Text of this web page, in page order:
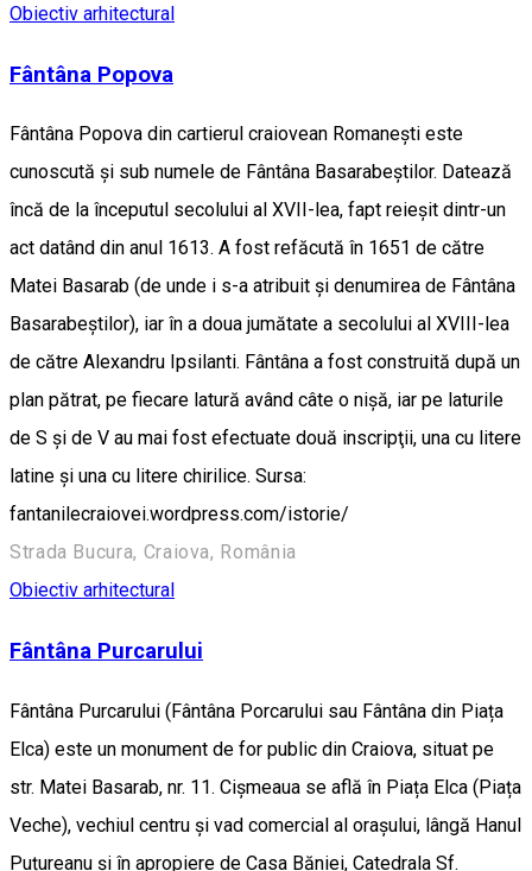
Obiectiv arhitectural
Fântâna Popova
Fântâna Popova din cartierul craiovean Romaneşti este
cunoscută şi sub numele de Fântâna Basarabeştilor. Datează
încă de la începutul secolului al XVII-lea, fapt reieşit dintr-un
act datând din anul 1613. A fost refăcută în 1651 de către
Matei Basarab (de unde i s-a atribuit şi denumirea de Fântâna
Basarabeştilor), iar în a doua jumătate a secolului al XVIII-lea
de către Alexandru Ipsilanti. Fântâna a fost construită după un
plan pătrat, pe fiecare latură având câte o nişă, iar pe laturile
de S şi de V au mai fost efectuate două inscripţii, una cu litere
latine şi una cu litere chirilice. Sursa:
fantanilecraiovei.wordpress.com/istorie/
Strada Bucura, Craiova, România
Obiectiv arhitectural
Fântâna Purcarului
Fântâna Purcarului (Fântâna Porcarului sau Fântâna din Piața
Elca) este un monument de for public din Craiova, situat pe
str. Matei Basarab, nr. 11. Cișmeaua se află în Piața Elca (Piața
Veche), vechiul centru și vad comercial al orașului, lângă Hanul
Puțureanu și în apropiere de Casa Băniei, Catedrala Sf.